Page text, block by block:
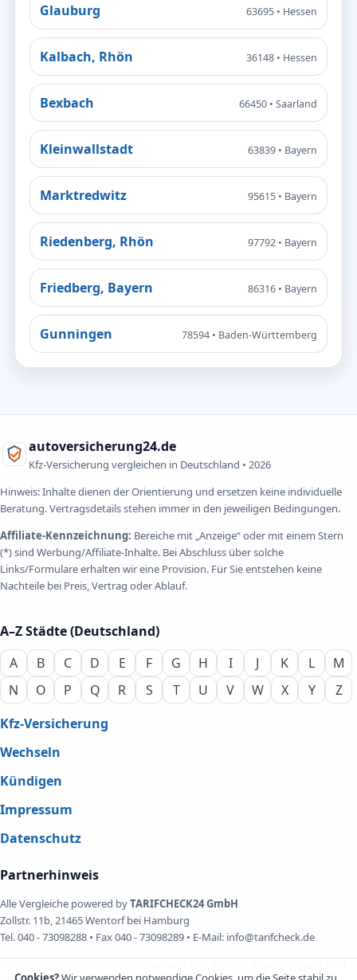
Glauburg 63695 • Hessen
Kalbach, Rhön 36148 • Hessen
Bexbach 66450 • Saarland
Kleinwallstadt 63839 • Bayern
Marktredwitz 95615 • Bayern
Riedenberg, Rhön 97792 • Bayern
Friedberg, Bayern 86316 • Bayern
Gunningen 78594 • Baden-Württemberg
autoversicherung24.de
Kfz-Versicherung vergleichen in Deutschland • 2026
Hinweis: Inhalte dienen der Orientierung und ersetzen keine individuelle
Beratung. Vertragsdetails stehen immer in den jeweiligen Bedingungen.
Affiliate-Kennzeichnung: Bereiche mit „Anzeige“ oder mit einem Stern
(*) sind Werbung/Affiliate-Inhalte. Bei Abschluss über solche
Links/Formulare erhalten wir eine Provision. Für Sie entstehen keine
Nachteile bei Preis, Vertrag oder Ablauf.
A–Z Städte (Deutschland)
A
B C D E F G H I J K L
M
N
O P Q R S T U V W X Y
Z
Kfz-Versicherung
Wechseln
Kündigen
Impressum
Datenschutz
Partnerhinweis
Alle Vergleiche powered byTARIFCHECK24 GmbH
Zollstr. 11b, 21465 Wentorf bei Hamburg
Tel. 040 - 73098288 • Fax 040 - 73098289 • E-Mail: info@tarifcheck.de